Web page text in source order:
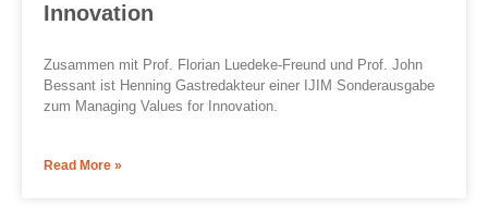
Innovation
Zusammen mit Prof. Florian Luedeke-Freund und Prof. John
Bessant ist Henning Gastredakteur einer IJIM Sonderausgabe
zum Managing Values for Innovation.
Read More »